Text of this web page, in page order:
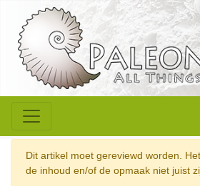
Dit artikel moet gereviewd worden.
de inhoud en/of de opmaak niet juist